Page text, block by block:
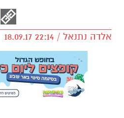
אלדה נתנאל / 22:14 18.09.17